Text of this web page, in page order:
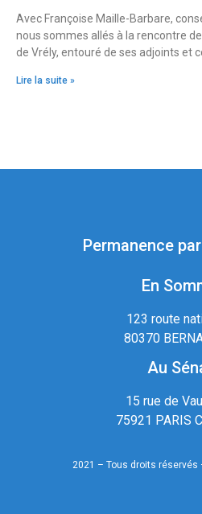
Avec Françoise Maille-Barbare,
nous sommes allés à la rencontre
de Vrély, entouré de ses adjoints et
Lire la suite »
Permanence
En
123 route
80370
Au
15 rue de
75921 PARIS
2021 – Tous droits réservés